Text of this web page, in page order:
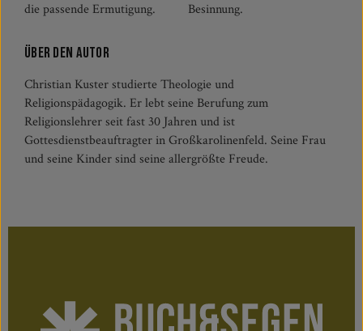
die passende Ermutigung.
Besinnung.
Über den Autor
Christian Kuster studierte Theologie und
Religionspädagogik. Er lebt seine Berufung zum
Religionslehrer seit fast 30 Jahren und ist
Gottesdienstbeauftragter in Großkarolinenfeld. Seine Frau
und seine Kinder sind seine allergrößte Freude.